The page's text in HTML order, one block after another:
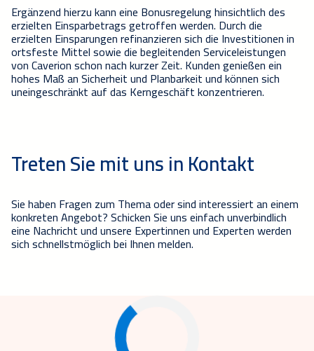
Ergänzend hierzu kann eine Bonusregelung hinsichtlich des
erzielten Einsparbetragsgetroffen werden. Durch die
erzielten Einsparungen refinanzierensich die Investitionenin
ortsfeste Mittel sowie die begleitenden Serviceleistungen
von Caverion schon nach kurzer Zeit. Kunden genießen ein
hohes Maß an Sicherheit und Planbarkeit und können sich
uneingeschränkt auf das Kerngeschäft konzentrieren.
Treten Sie mit uns in Kontakt
Sie haben Fragen zum Thema oder sind interessiert an einem
konkreten Angebot? Schicken Sie uns einfach unverbindlich
eine Nachricht und unsere Expertinnen und Experten werden
sich schnellstmöglich bei Ihnen melden.